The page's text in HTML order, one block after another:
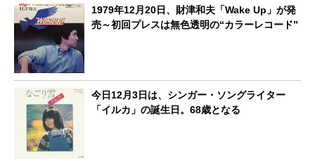
1979年12月20日、財津和夫「Wake Up」が発
売～初回プレスは無色透明の“カラーレコード”
今日12月3日は、シンガー・ソングライター
「イルカ」の誕生日。68歳となる